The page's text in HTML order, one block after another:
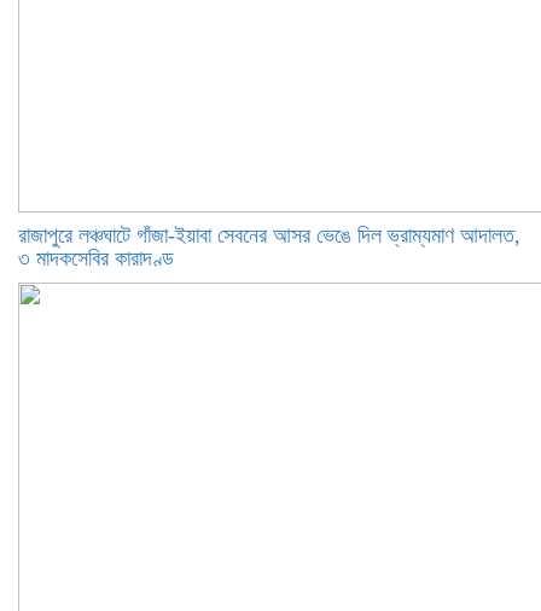
রাজাপুরে লঞ্চঘাটে গাঁজা-ইয়াবা সেবনের আসর ভেঙে দিল ভ্রাম্যমাণ আদালত,
৩ মাদকসেবির কারাদণ্ড